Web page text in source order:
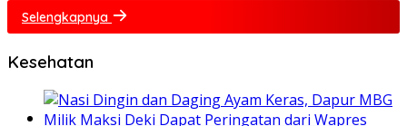
Selengkapnya
Kesehatan